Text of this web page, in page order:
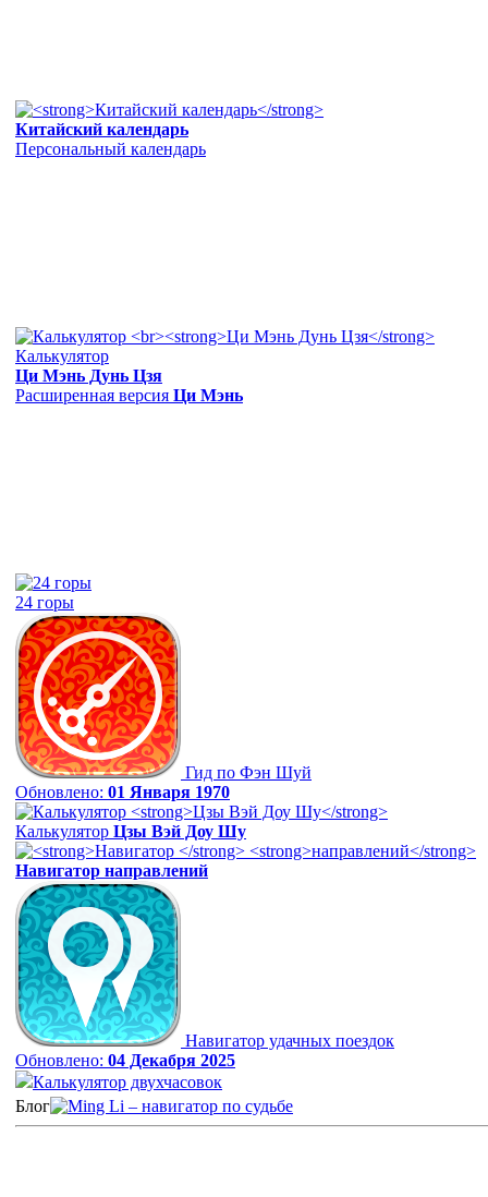
Китайский календарь
Персональный календарь
Калькулятор
Ци Мэнь Дунь Цзя
Расширенная версия Ци Мэнь
24 горы
Гид по Фэн Шуй
Обновлено: 01 Января 1970
Калькулятор Цзы Вэй Доу Шу
Навигатор направлений
Навигатор удачных поездок
Обновлено: 04 Декабря 2025
Калькулятор двухчасовок
Блог